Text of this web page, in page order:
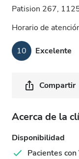
Patision 267,
Horario de
10 Excelente
Compartir
Acerca de la
Disponibilidad
Pacientes con